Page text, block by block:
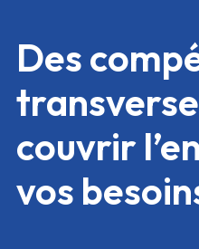
Des
couvrir
vos